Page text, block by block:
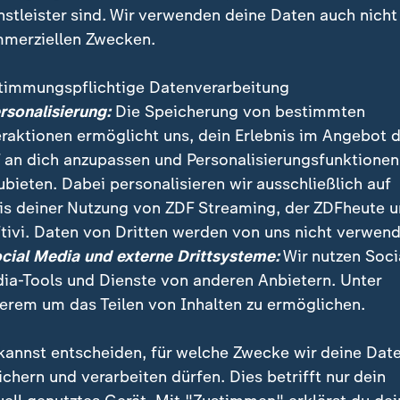
bei Dreharbeiten in Dresden hat ein
stattgefunden. Frontal21-
zu den Ergebnissen des Treffens.
sind. Wir verwenden deine Daten auch nicht
Zwecken.
Datenverarbeitung
Die Speicherung von bestimmten
ermöglicht uns, dein Erlebnis im Angebot
an dich anzupassen und Personalisierungsfunktionen
Dabei personalisieren wir ausschließlich auf
deiner Nutzung von ZDF Streaming, der ZDFheute
Daten von Dritten werden von uns nicht
Media und externe Drittsysteme:Wir nutzen
Tools und Dienste von anderen Anbietern. Unter
um das Teilen von Inhalten zu ermöglichen.
entscheiden, für welche Zwecke wir deine
und verarbeiten dürfen. Dies betrifft nur dein